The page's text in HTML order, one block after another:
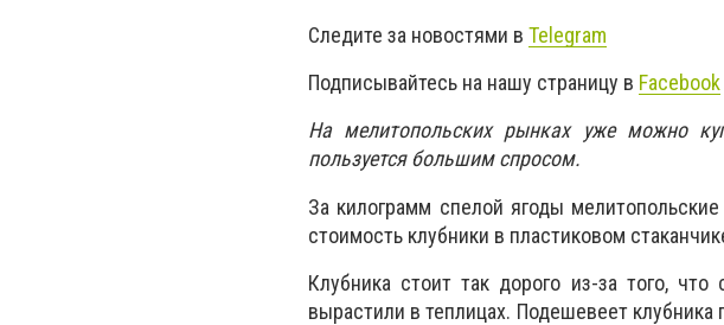
Следите за новостями в Telegram
Подписывайтесь на нашу страницу в Facebook
На мелитопольских рынках уже можно
пользуется большим спросом.
За килограмм спелой ягоды
стоимость клубники в пластиковом
Клубника стоит так дорого из-за того,
вырастили в теплицах. Подешевеет